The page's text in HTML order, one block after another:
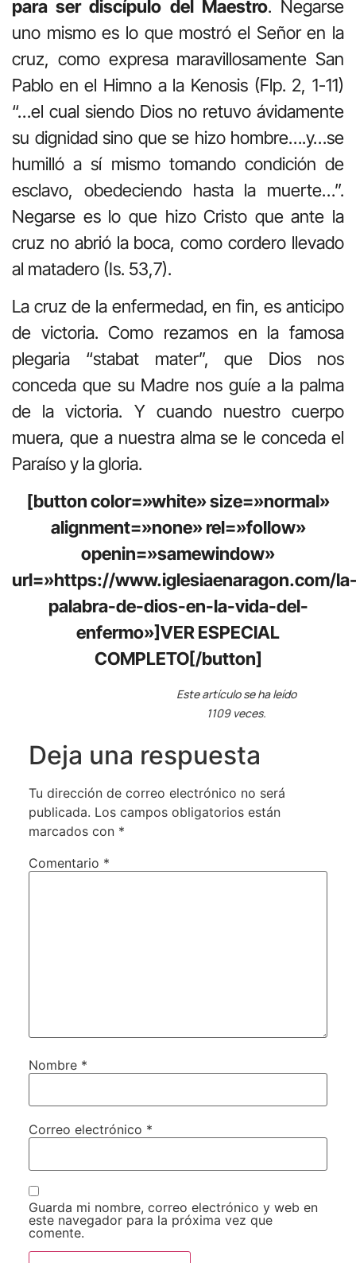
para ser discípulo del Maestro. Negarse
uno mismo es lo que mostró el Señor en la
cruz, como expresa maravillosamente San
Pablo en el Himno a la Kenosis (Flp. 2, 1-11)
“…el cual siendo Dios no retuvo ávidamente
su dignidad sino que se hizo hombre….y…se
humilló a sí mismo tomando condición de
esclavo, obedeciendo hasta la muerte…”.
Negarse es lo que hizo Cristo que ante la
cruz no abrió la boca, como cordero llevado
al matadero (Is. 53,7).
La cruz de la enfermedad, en fin, es anticipo
de victoria. Como rezamos en la famosa
plegaria “stabat mater”, que Dios nos
conceda que su Madre nos guíe a la palma
de la victoria. Y cuando nuestro cuerpo
muera, que a nuestra alma se le conceda el
Paraíso y la gloria.
[button color=»white» size=»normal»
alignment=»none» rel=»follow»
openin=»samewindow»
url=»https://www.iglesiaenaragon.com/
palabra-de-dios-en-la-vida-del-
enfermo»]VER ESPECIAL
COMPLETO[/button]
Este artículo se ha leído
1109 veces.
Deja una respuesta
Tu dirección de correo electrónico no será
publicada. Los campos obligatorios están
marcados con *
Comentario *
Nombre *
Correo electrónico *
Guarda mi nombre, correo electrónico y web en
este navegador para la próxima vez que
comente.